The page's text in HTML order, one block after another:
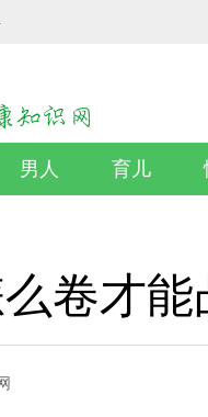
男人 育儿
卷才
网